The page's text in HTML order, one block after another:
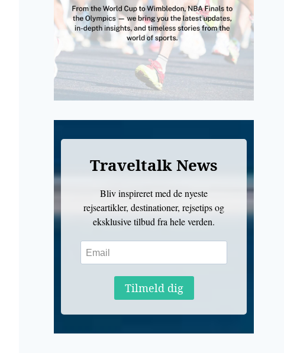
Traveltalk News
Bliv inspireret med de nyeste
rejseartikler, destinationer, rejsetips og
eksklusive tilbud fra hele verden.
Tilmeld dig